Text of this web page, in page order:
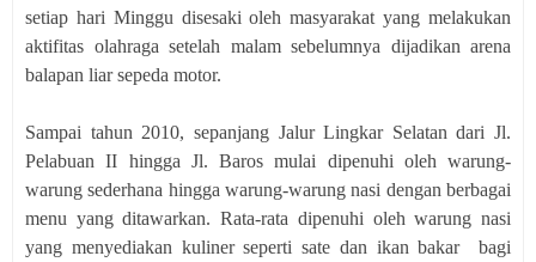
setiap hari Minggu disesaki oleh masyarakat yang melakukan
aktifitas olahraga setelah malam sebelumnya dijadikan arena
balapan liar sepeda motor.
Sampai tahun 2010, sepanjang Jalur Lingkar Selatan dari Jl.
Pelabuan II hingga Jl. Baros mulai dipenuhi oleh warung-
warung sederhana hingga warung-warung nasi dengan berbagai
menu yang ditawarkan. Rata-rata dipenuhi oleh warung nasi
yang menyediakan kuliner seperti sate dan ikan bakar bagi